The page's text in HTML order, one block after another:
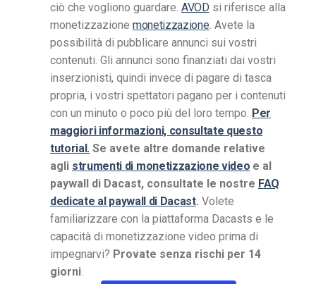
ciò che vogliono guardare. AVOD si riferisce alla
monetizzazione monetizzazione. Avete la
possibilità di pubblicare annunci sui vostri
contenuti. Gli annunci sono finanziati dai vostri
inserzionisti, quindi invece di pagare di tasca
propria, i vostri spettatori pagano per i contenuti
con un minuto o poco più del loro tempo. Per
maggiori informazioni, consultate questo
tutorial. Se avete altre domande relative
agli strumenti di monetizzazione video e al
paywall di Dacast, consultate le nostre FAQ
dedicate al paywall di Dacast. Volete
familiarizzare con la piattaforma Dacasts e le
capacità di monetizzazione video prima di
impegnarvi? Provate senza rischi per 14
giorni.